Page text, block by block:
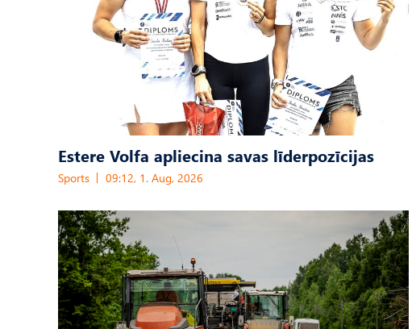
Estere Volfa apliecina savas līderpozīcijas
Sports 09:12, 1. Aug, 2026